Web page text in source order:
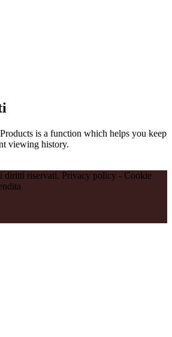
is a function which helps you keep
viewing history.
riservati. Privacy policy - Cookie